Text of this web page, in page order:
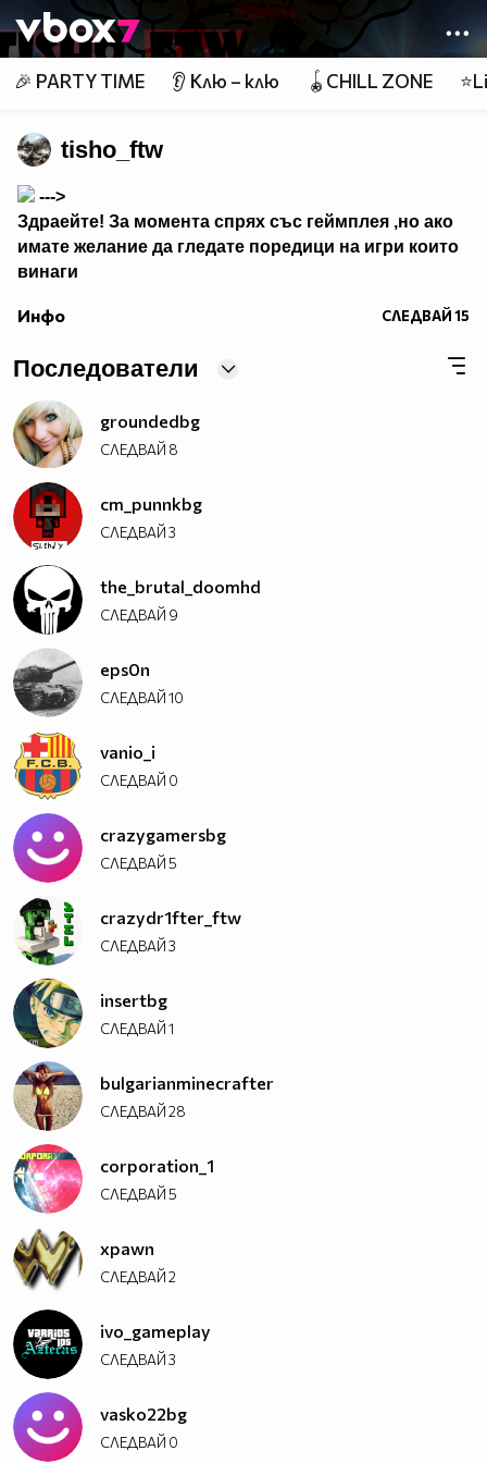
👾
🎉 PARTY TIME 👂 Клю – клю 🪀CHILL ZONE
tisho_ftw
--->
Здраейте! За момента спрях със геймплея ,но ако
имате желание да гледате поредици на игри които
винаги
лично ако искате да се завърна !!! :)
Инфо СЛЕДВАЙ15
Последователи
groundedbg
СЛЕДВАЙ 8
cm_punnkbg
СЛЕДВАЙ3
the_brutal_doomhd
СЛЕДВАЙ 9
eps0n
СЛЕДВАЙ10
vanio_i
СЛЕДВАЙ 0
crazygamersbg
СЛЕДВАЙ5
crazydr1fter_ftw
СЛЕДВАЙ3
insertbg
СЛЕДВАЙ1
bulgarianminecrafter
СЛЕДВАЙ28
corporation_1
СЛЕДВАЙ5
xpawn
СЛЕДВАЙ2
ivo_gameplay
СЛЕДВАЙ3
vasko22bg
СЛЕДВАЙ 0